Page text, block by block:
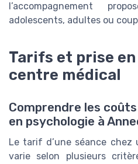
l’accompagnement
adolescents, adultes ou
Tarifs et prise
centre médical
Comprendre les
en psychologie à
Le tarif d’une séance chez
varie selon plusieurs